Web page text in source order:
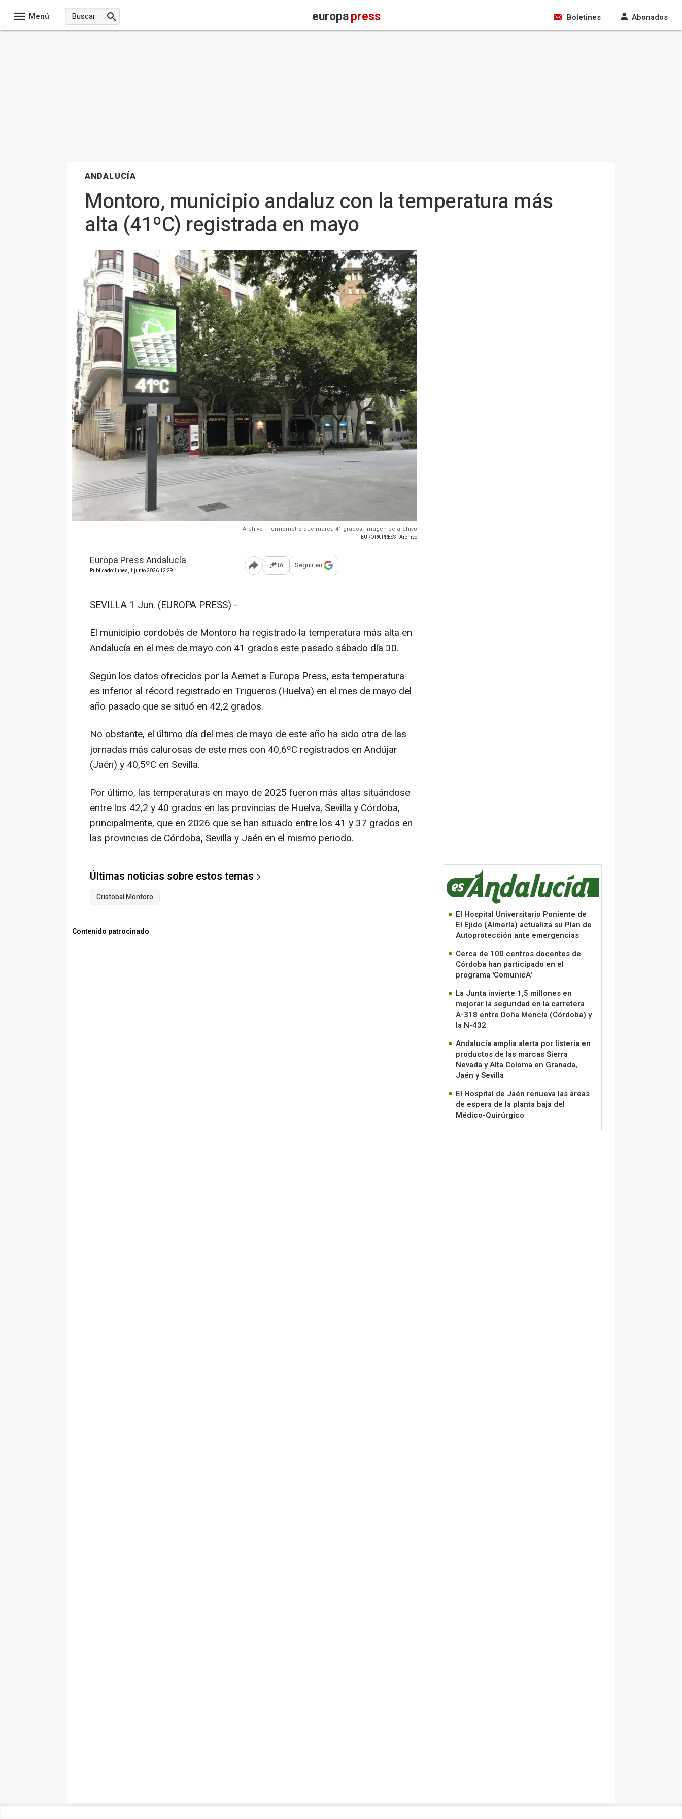
Menú europapress Boletines Abonados
ANDALUCÍA
Montoro, municipio andaluz con la temperatura más
alta (41ºC) registrada en mayo
Archivo - Termómetro que marca 41 grados. Imagen de archivo
- EUROPA PRESS - Archivo
Europa Press Andalucía
Publicado: lunes, 1 junio 2026 12:29 Abrir opciones para compartir
IA Seguir en
SEVILLA 1 Jun. (EUROPA PRESS) -
El municipio cordobés de Montoro ha registrado la temperatura más alta en
Andalucía en el mes de mayo con 41 grados este pasado sábado día 30.
Según los datos ofrecidos por la Aemet a Europa Press, esta temperatura
es inferior al récord registrado en Trigueros (Huelva) en el mes de mayo del
año pasado que se situó en 42,2 grados.
No obstante, el último día del mes de mayo de este año ha sido otra de las
jornadas más calurosas de este mes con 40,6ºC registrados en Andújar
(Jaén) y 40,5ºC en Sevilla.
Por último, las temperaturas en mayo de 2025 fueron más altas situándose
entre los 42,2 y 40 grados en las provincias de Huelva, Sevilla y Córdoba,
principalmente, que en 2026 que se han situado entre los 41 y 37 grados en
las provincias de Córdoba, Sevilla y Jaén en el mismo periodo.
Últimas noticias sobre estos temas
Cristobal Montoro
Contenido patrocinado
El Hospital Universitario Poniente de
El Ejido (Almería) actualiza su Plan de
Autoprotección ante emergencias
Cerca de 100 centros docentes de
Córdoba han participado en el
programa 'ComunicA'
La Junta invierte 1,5 millones en
mejorar la seguridad en la carretera
A-318 entre Doña Mencía (Córdoba) y
la N-432
Andalucía amplia alerta por listeria en
productos de las marcas Sierra
Nevada y Alta Coloma en Granada,
Jaén y Sevilla
El Hospital de Jaén renueva las áreas
de espera de la planta baja del
Médico-Quirúrgico